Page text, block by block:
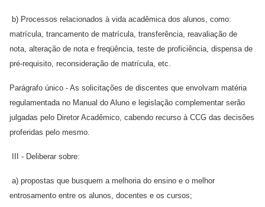
b) Processos relacionados à vida acadêmica dos alunos, como:
matrícula, trancamento de matrícula, transferência, reavaliação de
nota, alteração de nota e freqüência, teste de proficiência, dispensa de
pré-requisito, reconsideração de matrícula, etc.
Parágrafo único - As solicitações de discentes que envolvam matéria
regulamentada no Manual do Aluno e legislação complementar serão
julgadas pelo Diretor Acadêmico, cabendo recurso à CCG das decisões
proferidas pelo mesmo.
III - Deliberar sobre:
a) propostas que busquem a melhoria do ensino e o melhor
entrosamento entre os alunos, docentes e os cursos;